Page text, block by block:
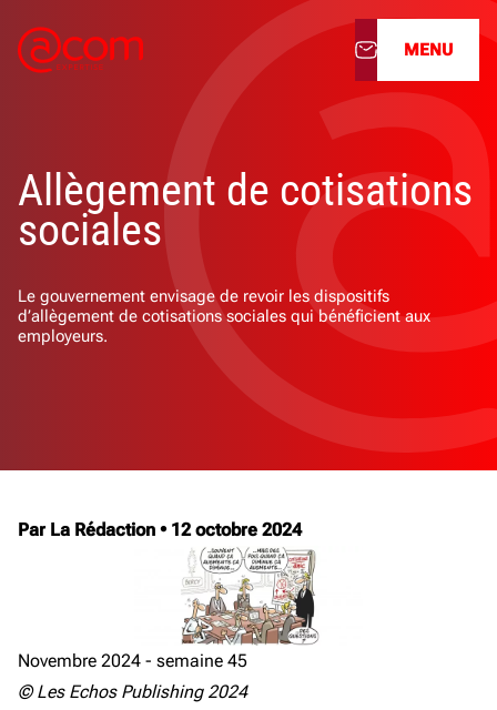
À propos
Nos services
Nos cabinets
Nos filiales
Actualités
Nous rejoindre
MENU
Allègement de cotisations
sociales
Le gouvernement envisage de revoir les dispositifs
d’allègement de cotisations sociales qui bénéficient aux
employeurs.
Par La Rédaction • 12 octobre 2024
Novembre 2024 - semaine 45
© Les Echos Publishing 2024